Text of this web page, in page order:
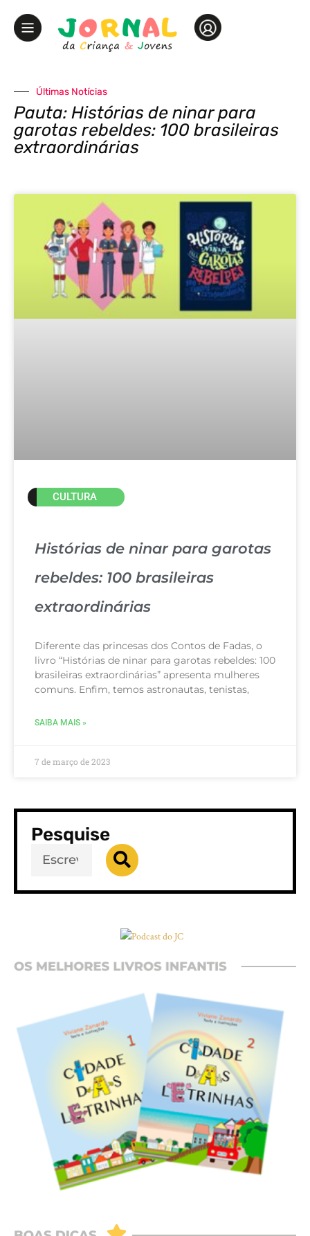
Últimas Notícias
Pauta: Histórias de ninar para
garotas rebeldes: 100 brasileiras
extraordinárias
CULTURA
Histórias de ninar para garotas
rebeldes: 100 brasileiras
extraordinárias
Diferente das princesas dos Contos de Fadas, o
livro “Histórias de ninar para garotas rebeldes: 100
brasileiras extraordinárias” apresenta mulheres
comuns. Enfim, temos astronautas, tenistas,
SAIBA MAIS »
7 de março de 2023
Pesquise